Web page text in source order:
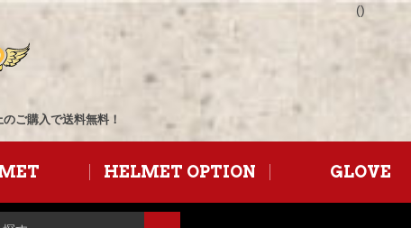
()
ご購入で送料無料！
HELMET OPTION GLOVE